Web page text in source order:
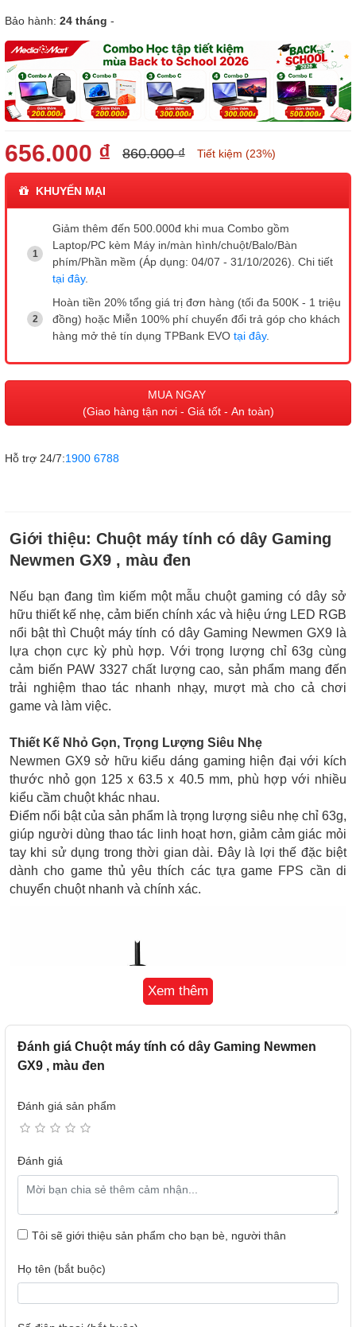
Bảo hành: 24 tháng -
656.000 ₫ 860.000 ₫ Tiết kiệm (23%)
KHUYẾN MẠI
Giảm thêm đến 500.000đ khi mua Combo gồm
Laptop/PC kèm Máy in/màn hình/chuột/Balo/Bàn
phím/Phần mềm (Áp dụng: 04/07 - 31/10/2026). Chi tiết
tại đây.
Hoàn tiền 20% tổng giá trị đơn hàng (tối đa 500K - 1 triệu
đồng) hoặc Miễn 100% phí chuyển đổi trả góp cho khách
hàng mở thẻ tín dụng TPBank EVO tại đây.
MUA NGAY
(Giao hàng tận nơi - Giá tốt - An toàn)
Hỗ trợ 24/7:1900 6788
Giới thiệu: Chuột máy tính có dây Gaming
Newmen GX9 , màu đen
Nếu bạn đang tìm kiếm một mẫu chuột gaming có dây sở
hữu thiết kế nhẹ, cảm biến chính xác và hiệu ứng LED RGB
nổi bật thì Chuột máy tính có dây Gaming Newmen GX9 là
lựa chọn cực kỳ phù hợp. Với trọng lượng chỉ 63g cùng
cảm biến PAW 3327 chất lượng cao, sản phẩm mang đến
trải nghiệm thao tác nhanh nhạy, mượt mà cho cả chơi
game và làm việc.
Thiết Kế Nhỏ Gọn, Trọng Lượng Siêu Nhẹ
Newmen GX9 sở hữu kiểu dáng gaming hiện đại với kích
thước nhỏ gọn 125 x 63.5 x 40.5 mm, phù hợp với nhiều
kiểu cầm chuột khác nhau.
Điểm nổi bật của sản phẩm là trọng lượng siêu nhẹ chỉ 63g,
giúp người dùng thao tác linh hoạt hơn, giảm cảm giác mỏi
tay khi sử dụng trong thời gian dài. Đây là lợi thế đặc biệt
dành cho game thủ yêu thích các tựa game FPS cần di
chuyển chuột nhanh và chính xác.
Xem thêm
Đánh giá Chuột máy tính có dây Gaming Newmen
GX9 , màu đen
Đánh giá sản phẩm
Đánh giá
Tôi sẽ giới thiệu sản phẩm cho bạn bè, người thân
Họ tên (bắt buộc)